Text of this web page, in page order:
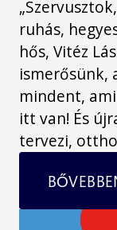
ruhás,
hős, Vitéz
ismerősünk,
mindent,
itt van! És
tervezi,